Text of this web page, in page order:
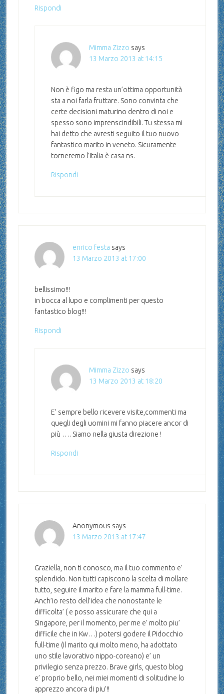
Rispondi
Mimma Zizzo says
13 Marzo 2013 at 14:15
Non è figo ma resta un’ottima opportunità
sta a noi farla fruttare. Sono convinta che
certe decisioni maturino dentro di noi e
spesso sono imprenscindibili. Tu stessa mi
hai detto che avresti seguito il tuo nuovo
fantastico marito in veneto. Sicuramente
torneremo l’Italia è casa ns.
Rispondi
enrico festa says
13 Marzo 2013 at 17:00
bellissimo!!!
in bocca al lupo e complimenti per questo
fantastico blog!!!
Rispondi
Mimma Zizzo says
13 Marzo 2013 at 18:20
E’ sempre bello ricevere visite,commenti ma
quegli degli uomini mi fanno piacere ancor di
più …. Siamo nella giusta direzione !
Rispondi
Anonymous says
13 Marzo 2013 at 17:47
Graziella, non ti conosco, ma il tuo commento e’
splendido. Non tutti capiscono la scelta di mollare
tutto, seguire il marito e fare la mamma full-time.
Anch’io resto dell’idea che nonostante le
difficolta’ ( e posso assicurare che qui a
Singapore, per il momento, per me e’ molto piu’
difficile che in Kw…) potersi godere il Pidocchio
full-time (il marito qui molto meno, ha adottato
uno stile lavorativo nippo-coreano) e’ un
privilegio senza prezzo. Brave girls, questo blog
e’ proprio bello, nei miei momenti di solitudine lo
apprezzo ancora di piu’!!